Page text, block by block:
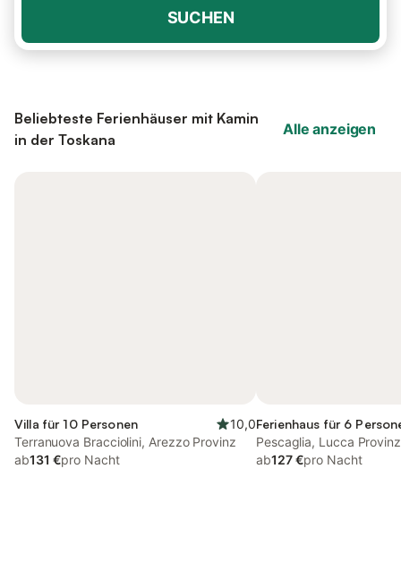
SUCHEN
Beliebteste Ferienhäuser mit Kamin
in der Toskana
Alle anzeigen
Villa für 10 Personen
10,0
Terranuova Bracciolini, Arezzo Provinz
ab131 €pro Nacht
Ferienhaus für 6
Pescaglia, Lucca Provinz
ab127 €pro Nacht